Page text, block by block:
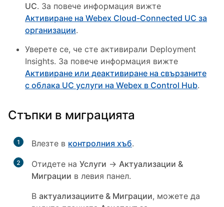
UC. За повече информация вижте
Активиране на Webex Cloud-Connected UC за
организации.
Уверете се, че сте активирали Deployment
Insights. За повече информация вижте
Активиране или деактивиране на свързаните
с облака UC услуги на Webex в Control Hub.
Стъпки в миграцията
1 Влезте в контролния хъб.
2 Отидете на Услуги -> Актуализации &
Миграции в левия панел.
В актуализациите & Миграции, можете да